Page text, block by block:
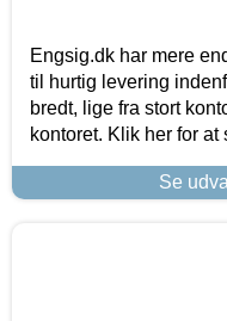
Engsig.dk har mere
til hurtig levering
bredt, lige fra stort
kontoret. Klik her for at
Se